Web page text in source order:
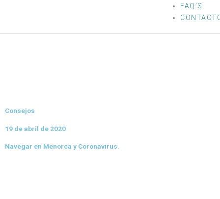
FAQ’S
Consejos
19 de abril de 2020
Navegar en Menorca y Coronavirus.